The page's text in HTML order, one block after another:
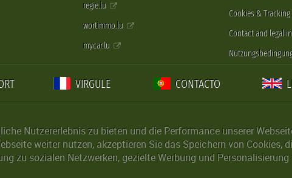
regie.lu
wortimmo.lu
mycar.lu
Cookies & Tracking
Contact and legal
VIRGULE CONTACTO
Nutzererlebnis zu bieten und die Performance unserer
weiter nutzen, akzeptieren Sie das Speichern von
zu sozialen Netzwerken, gezielte Werbung und